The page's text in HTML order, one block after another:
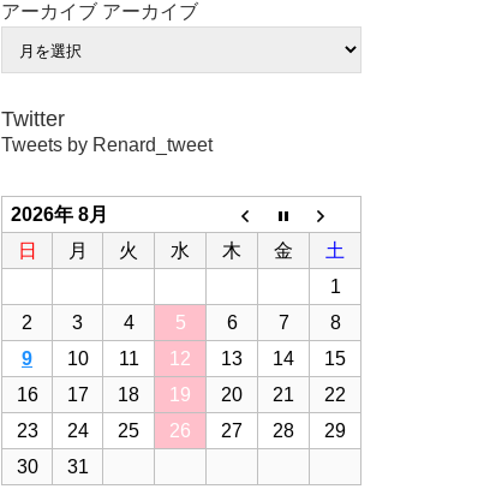
アーカイブ アーカイブ
Twitter
Tweets by Renard_tweet
2026年 8月
日
月 火 水 木 金
土
1
2
3 4 5 6 7
8
9
10 11 12 13 14
15
16
17 18 19 20 21
22
23
24 25 26 27 28
29
30
31